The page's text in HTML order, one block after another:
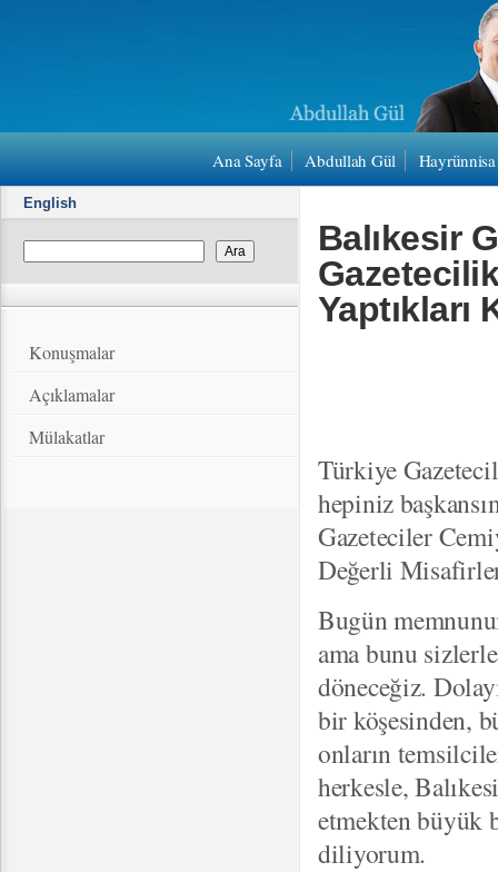
Ana Sayfa Abdullah Gül
English
Konuşmalar
Açıklamalar
Mülakatlar
Balıkesir
Yaptıkları
Türkiye
hepiniz
Gazeteciler
Değerli
Bugün
ama bunu
döneceğiz.
bir köşesinden,
onların
herkesle,
etmekten büyük
diliyorum.